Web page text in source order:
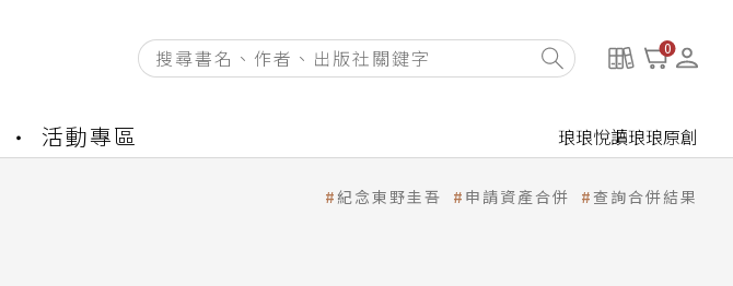
0
活動專區 琅琅悅讀琅琅原創
紀念東野圭吾 申請資產合併 查詢合併結果